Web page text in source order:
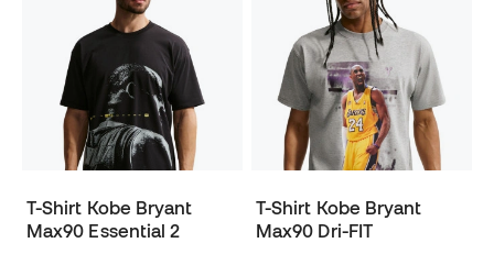
T-Shirt Kobe Bryant
Max90 Essential 2
T-Shirt Kobe Bryant
Max90 Dri-FIT